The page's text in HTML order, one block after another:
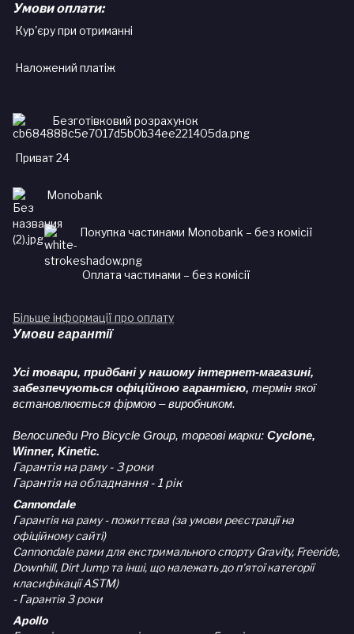
Умови оплати:
Кур'єру при отриманні
Наложений платіж
Безготівковий розрахунок
Приват 24
Monobank
Покупка частинами Monobank – без комісії
Оплата частинами – без комісії
Більше інформації про оплату
Умови гарантії
Усі товари, придбані у нашому інтернет-магазині,
забезпечуються офіційною гарантією, термін якої
встановлюється фірмою – виробником.
Велосипеди Pro Bicycle Group, торгові марки: Cyclone,
Winner, Kinetic.
Гарантія на раму - 3 роки
Гарантія на обладнання - 1 рік
Cannondale
Гарантія на раму - пожиттєва (за умови реєстрації на
офіційному сайті)
Cannondale рами для екстримального спорту Gravity, Freeride,
Downhill, Dirt Jump та інші, що належать до п'ятої категорії
класифікації ASTM)
- Гарантія 3 роки
Apollo